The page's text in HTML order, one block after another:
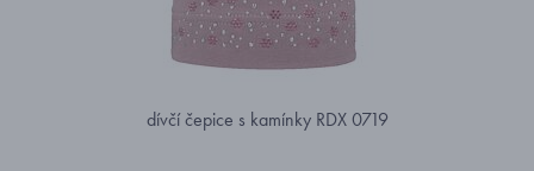
dívčí čepice s kamínky RDX 0719